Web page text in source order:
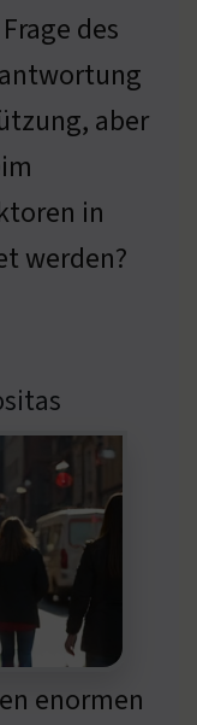
des
aber
in
werden?
enormen